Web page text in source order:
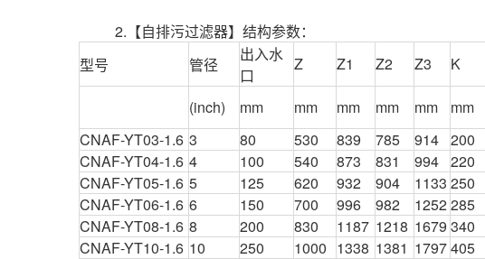
2.【自排污过滤器】结构参数：
型号
管径
出入水
口
Z Z1 Z2 Z3 K
(inch) mm mm mm mm mm mm
CNAF-YT03-1.6 3 80 530 839 785 914 200
CNAF-YT04-1.6 4 100 540 873 831 994 220
CNAF-YT05-1.6 5 125 620 932 904 1133 250
CNAF-YT06-1.6 6 150 700 996 982 1252285
CNAF-YT08-1.6 8 200 830 1187 1218 1679 340
CNAF-YT10-1.6 10 250 1000 1338 1381 1797405